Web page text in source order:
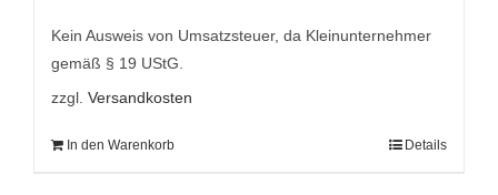
Kein Ausweis von Umsatzsteuer, da Kleinunternehmer
gemäß § 19 UStG.
zzgl. Versandkosten
In den Warenkorb Details